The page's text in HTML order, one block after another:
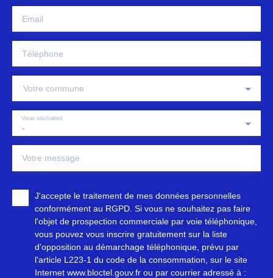
Email
Téléphone
Votre commune
-
Vous souhaitez
Votre message
J'accepte le traitement de mes données personnelles
conformément au RGPD. Si vous ne souhaitez pas faire
l'objet de prospection commerciale par voie téléphonique,
vous pouvez vous inscrire gratuitement sur la liste
d'opposition au démarchage téléphonique, prévu par
l'article L223-1 du code de la consommation, sur le site
Internet www.bloctel.gouv.fr ou par courrier adressé à :